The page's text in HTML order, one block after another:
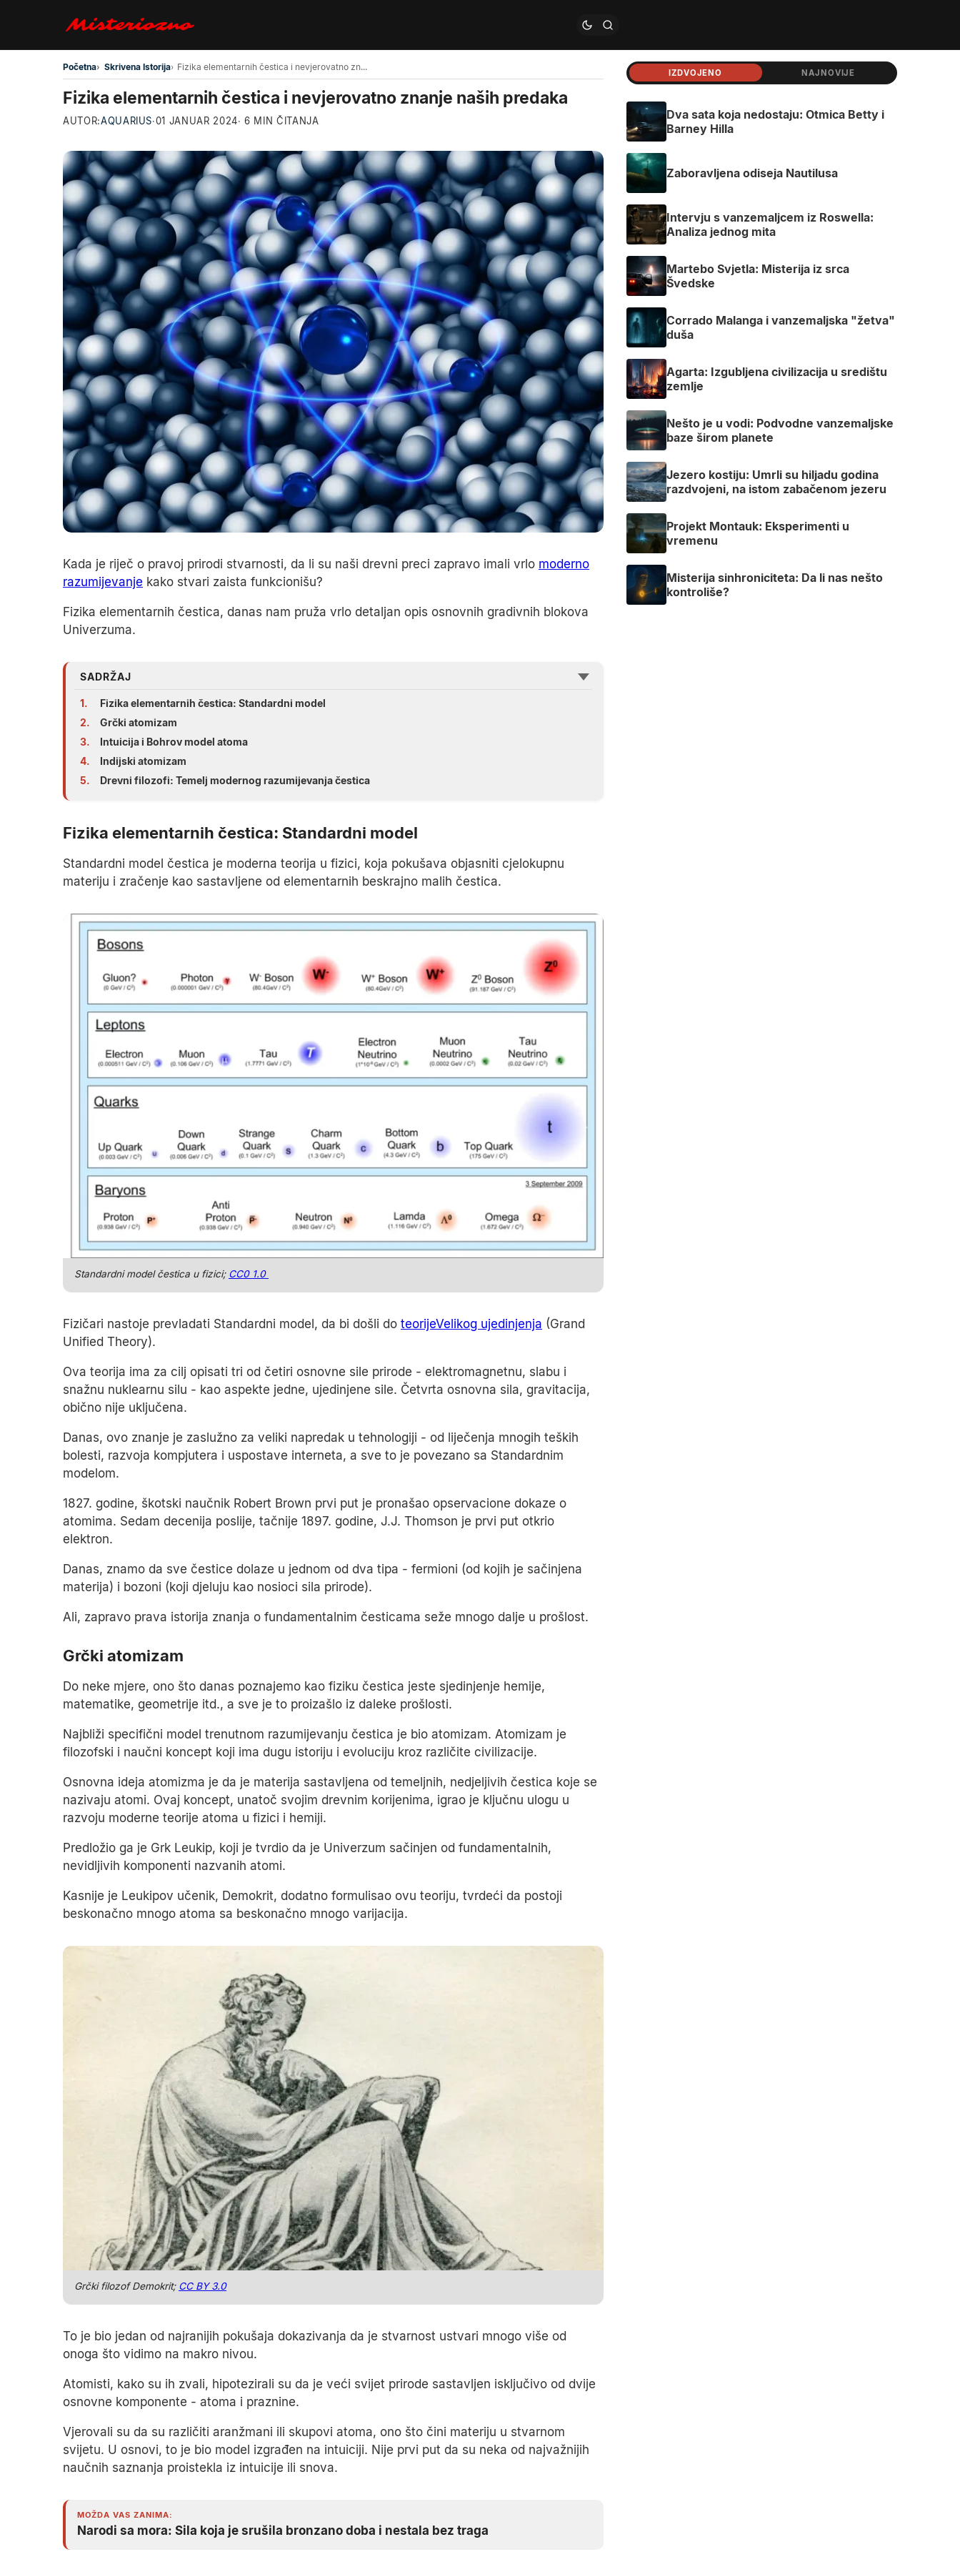
Preskoči na glavni sadržaj
Početna Skrivena Istorija Fizika elementarnih čestica i nevjerovatno znanje naših predaka
Fizika elementarnih čestica i nevjerovatno znanje naših predaka
AUTOR:AQUARIUS·01 JANUAR 2024· 6 MIN ČITANJA
Kada je riječ o pravoj prirodi stvarnosti, da li su naši drevni preci zapravo imali vrlo moderno
razumijevanje kako stvari zaista funkcionišu?
Fizika elementarnih čestica, danas nam pruža vrlo detaljan opis osnovnih gradivnih blokova
Univerzuma.
SADRŽAJ
1.
Fizika elementarnih čestica: Standardni model
2.
Grčki atomizam
3.
Intuicija i Bohrov model atoma
4.
Indijski atomizam
5.
Drevni filozofi: Temelj modernog razumijevanja čestica
Fizika elementarnih čestica: Standardni model
Standardni model čestica je moderna teorija u fizici, koja pokušava objasniti cjelokupnu
materiju i zračenje kao sastavljene od elementarnih beskrajno malih čestica.
Standardni model čestica u fizici; CC0 1.0
Fizičari nastoje prevladati Standardni model, da bi došli do teorijeVelikog ujedinjenja (Grand
Unified Theory).
Ova teorija ima za cilj opisati tri od četiri osnovne sile prirode - elektromagnetnu, slabu i
snažnu nuklearnu silu - kao aspekte jedne, ujedinjene sile. Četvrta osnovna sila, gravitacija,
obično nije uključena.
Danas, ovo znanje je zaslužno za veliki napredak u tehnologiji - od liječenja mnogih teških
bolesti, razvoja kompjutera i uspostave interneta, a sve to je povezano sa Standardnim
modelom.
1827. godine, škotski naučnik Robert Brown prvi put je pronašao opservacione dokaze o
atomima. Sedam decenija poslije, tačnije 1897. godine, J.J. Thomson je prvi put otkrio
elektron.
Danas, znamo da sve čestice dolaze u jednom od dva tipa - fermioni (od kojih je sačinjena
materija) i bozoni (koji djeluju kao nosioci sila prirode).
Ali, zapravo prava istorija znanja o fundamentalnim česticama seže mnogo dalje u prošlost.
Grčki atomizam
Do neke mjere, ono što danas poznajemo kao fiziku čestica jeste sjedinjenje hemije,
matematike, geometrije itd., a sve je to proizašlo iz daleke prošlosti.
Najbliži specifični model trenutnom razumijevanju čestica je bio atomizam. Atomizam je
filozofski i naučni koncept koji ima dugu istoriju i evoluciju kroz različite civilizacije.
Osnovna ideja atomizma je da je materija sastavljena od temeljnih, nedjeljivih čestica koje se
nazivaju atomi. Ovaj koncept, unatoč svojim drevnim korijenima, igrao je ključnu ulogu u
razvoju moderne teorije atoma u fizici i hemiji.
Predložio ga je Grk Leukip, koji je tvrdio da je Univerzum sačinjen od fundamentalnih,
nevidljivih komponenti nazvanih atomi.
Kasnije je Leukipov učenik, Demokrit, dodatno formulisao ovu teoriju, tvrdeći da postoji
beskonačno mnogo atoma sa beskonačno mnogo varijacija.
Grčki filozof Demokrit; CC BY 3.0
To je bio jedan od najranijih pokušaja dokazivanja da je stvarnost ustvari mnogo više od
onoga što vidimo na makro nivou.
Atomisti, kako su ih zvali, hipotezirali su da je veći svijet prirode sastavljen isključivo od dvije
osnovne komponente - atoma i praznine.
Vjerovali su da su različiti aranžmani ili skupovi atoma, ono što čini materiju u stvarnom
svijetu. U osnovi, to je bio model izgrađen na intuiciji. Nije prvi put da su neka od najvažnijih
naučnih saznanja proistekla iz intuicije ili snova.
MOŽDA VAS ZANIMA:
Narodi sa mora: Sila koja je srušila bronzano doba i nestala bez traga
IZDVOJENO NAJNOVIJE
Dva sata koja nedostaju: Otmica Betty i
Barney Hilla
Zaboravljena odiseja Nautilusa
Intervju s vanzemaljcem iz Roswella:
Analiza jednog mita
Martebo Svjetla: Misterija iz srca
Švedske
Corrado Malanga i vanzemaljska "žetva"
duša
Agarta: Izgubljena civilizacija u središtu
zemlje
Nešto je u vodi: Podvodne vanzemaljske
baze širom planete
Jezero kostiju: Umrli su hiljadu godina
razdvojeni, na istom zabačenom jezeru
Projekt Montauk: Eksperimenti u
vremenu
Misterija sinhroniciteta: Da li nas nešto
kontroliše?